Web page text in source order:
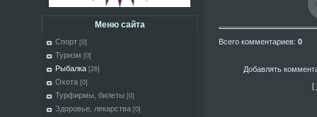
Меню сайта
Спорт [0]
Туризм [0]
Рыбалка [26]
Охота [0]
Турфирмы, билеты [0]
Здоровье, лекарства [0]
Всего комментариев: 0
Добавлять
[